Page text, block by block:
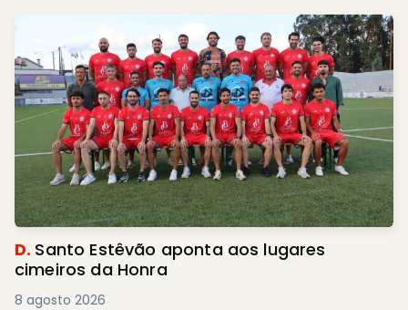
D. Santo Estêvão aponta aos lugares
cimeiros da Honra
8 agosto 2026